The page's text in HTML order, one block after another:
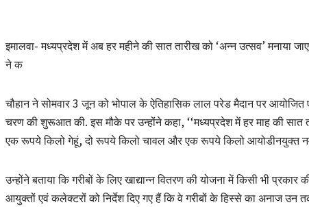
इमालवा- मध्यप्रदेश में अब हर महीने की सात तारीख को ‘अन्न उत्सव’ मनाया
ने क
चौहान ने सोमवार 3 जून को भोपाल के ऐतिहासिक लाल परेड मैदान पर आयोजित
चरण की शुरूआत की. इस मौके पर उन्होंने कहा, ‘‘मध्यप्रदेश में हर माह की सात
एक रूपये किलो गेहूं, दो रूपये किलो चावल और एक रूपये किलो आयोडीनयुक्त
उन्होंने बताया कि गरीबों के लिए खाद्यान्न वितरण की योजना में किसी भी
आयुक्तों एवं कलेक्टरों को निर्देश दिए गए हैं कि वे गरीबों के हिस्से का अनाज उन